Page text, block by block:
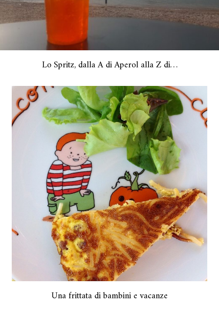
Lo Spritz, dalla A di Aperol alla Z di…
Una frittata di bambini e vacanze